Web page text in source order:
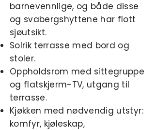
barnevennlige, og både disse
og svabergshyttene har flott
sjøutsikt.
Solrik terrasse med bord og
stoler.
Oppholdsrom med sittegruppe
og flatskjerm-TV, utgang til
terrasse.
Kjøkken med nødvendig utstyr:
komfyr, kjøleskap,